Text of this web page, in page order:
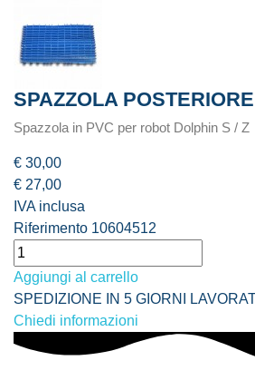
SPAZZOLA
Spazzola in PVC per robot Dolphin S /
€ 30,00
€ 27,00
IVA inclusa
Riferimento 10604512
Aggiungi al carrello
SPEDIZIONE IN 5 GIORNI
Chiedi informazioni